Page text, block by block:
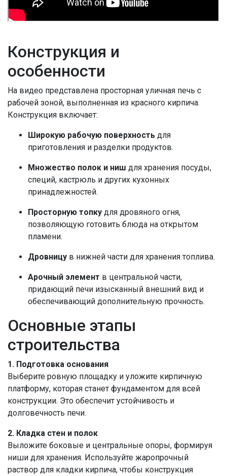
Конструкция и
особенности
На видео представлена просторная уличная печь с
рабочей зоной, выполненная из красного кирпича.
Конструкция включает:
Широкую рабочую поверхность для
приготовления и разделки продуктов.
Множество полок и ниш для хранения посуды,
специй, кастрюль и других кухонных
принадлежностей.
Просторную топку для дровяного огня,
позволяющую готовить блюда на открытом
пламени.
Дровницу в нижней части для хранения топлива.
Арочный элемент в центральной части,
придающий печи изысканный внешний вид и
обеспечивающий дополнительную прочность.
Основные этапы
строительства
1. Подготовка основания
Выберите ровную площадку и уложите кирпичную
платформу, которая станет фундаментом для всей
конструкции. Это обеспечит устойчивость и
долговечность печи.
2. Кладка стен и полок
Выложите боковые и центральные опоры, формируя
ниши для хранения. Используйте жаропрочный
раствор для кладки кирпича, чтобы конструкция